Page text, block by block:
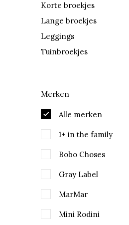
Korte broekjes
Lange broekjes
Leggings
Tuinbroekjes
Merken
Alle merken
1+ in the family
Bobo Choses
Gray Label
MarMar
Mini Rodini